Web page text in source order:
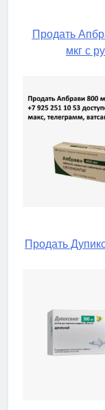
Продать
мкг с
Продать